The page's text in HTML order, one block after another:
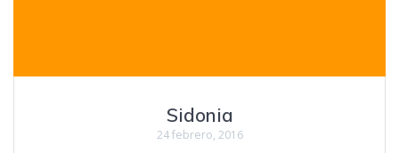
Sidonia
24 febrero, 2016